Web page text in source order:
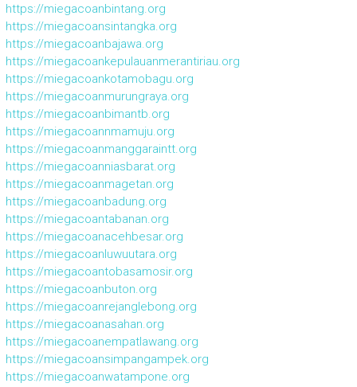
https://miegacoanbintang.org
https://miegacoansintangka.org
https://miegacoanbajawa.org
https://miegacoankepulauanmerantiriau.org
https://miegacoankotamobagu.org
https://miegacoanmurungraya.org
https://miegacoanbimantb.org
https://miegacoannmamuju.org
https://miegacoanmanggaraintt.org
https://miegacoanniasbarat.org
https://miegacoanmagetan.org
https://miegacoanbadung.org
https://miegacoantabanan.org
https://miegacoanacehbesar.org
https://miegacoanluwuutara.org
https://miegacoantobasamosir.org
https://miegacoanbuton.org
https://miegacoanrejanglebong.org
https://miegacoanasahan.org
https://miegacoanempatlawang.org
https://miegacoansimpangampek.org
https://miegacoanwatampone.org